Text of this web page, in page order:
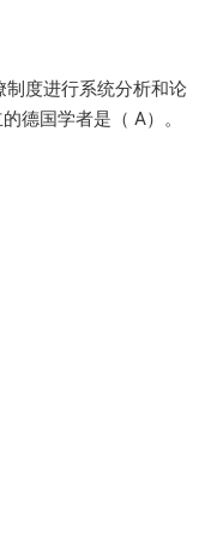
度进行系统分析和论
德国学者是（ A）。